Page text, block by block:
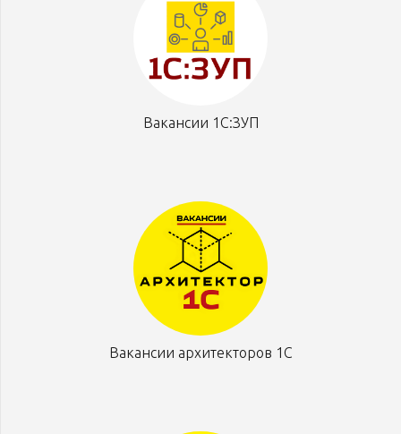
Вакансии 1С:ЗУП
Вакансии архитекторов 1С